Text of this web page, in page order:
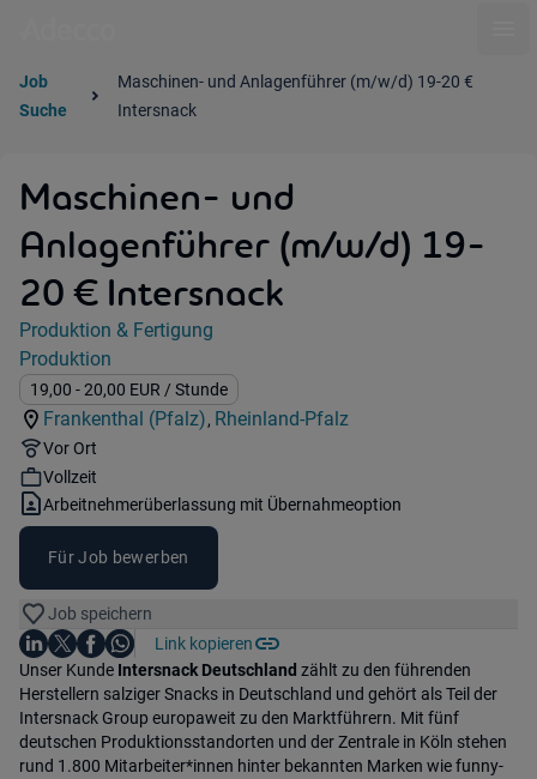
Job
Suche
Maschinen- und Anlagenführer (m/w/d) 19-20 €
Intersnack
Maschinen- und
Anlagenführer (m/w/d) 19-
20 € Intersnack
Jobdetails
Kategorie:
Produktion & Fertigung
Industry:
Produktion
Gehalt:
19,00 - 20,00 EUR / Stunde
Standorte:
Frankenthal (Pfalz),
Region:
Rheinland-Pfalz
Remote Option:
Vor Ort
Workhours:
Vollzeit
Vertragsart:
Arbeitnehmerüberlassung mit Übernahmeoption
Für Job bewerben
Job speichern
Teile diesen Job
Auf LinkedIn teilen
Auf X teilen
Auf Facebook teilen
Auf WhatsApp teilen
Link kopieren
Einleitung
Unser Kunde Intersnack Deutschland zählt zu den führenden
Herstellern salziger Snacks in Deutschland und gehört als Teil der
Intersnack Group europaweit zu den Marktführern. Mit fünf
deutschen Produktionsstandorten und der Zentrale in Köln stehen
rund 1.800 Mitarbeiter*innen hinter bekannten Marken wie funny-